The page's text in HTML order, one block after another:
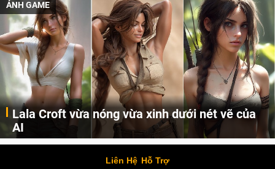
ẢNH GAME
Lala Croft vừa nóng vừa xinh dưới nét vẽ của
AI
Cùng đến với những hình ảnh Lala Croft của Tomb Raider dưới nét vẽ của AI. Một cô nàng xinh đẹp, nóng bỏng nhưng cũng rắn rỏi và mạnh mẽ.
Liên Hệ Hỗ Trợ